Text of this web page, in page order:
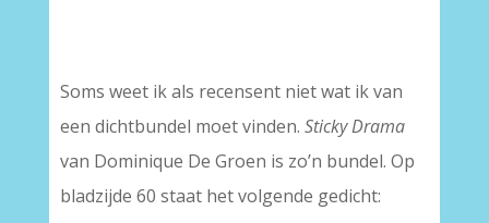
Soms weet ik als recensent niet wat ik van
een dichtbundel moet vinden. Sticky Drama
van Dominique De Groen is zo’n bundel. Op
bladzijde 60 staat het volgende gedicht: